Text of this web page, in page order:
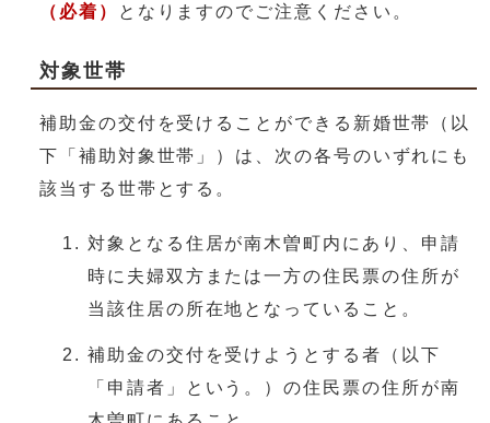
（必着）
となりますのでご注意ください。
対象世帯
補助金の交付を受けることができる新婚世帯（以
下「補助対象世帯」）は、次の各号のいずれにも
該当する世帯とする。
対象となる住居が南木曽町内にあり、申請
時に夫婦双方または一方の住民票の住所が
当該住居の所在地となっていること。
補助金の交付を受けようとする者（以下
「申請者」という。）の住民票の住所が南